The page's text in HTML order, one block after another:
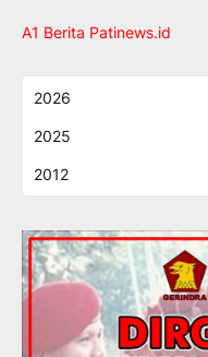
A1 Berita Patinews.id
2026
2025
2012